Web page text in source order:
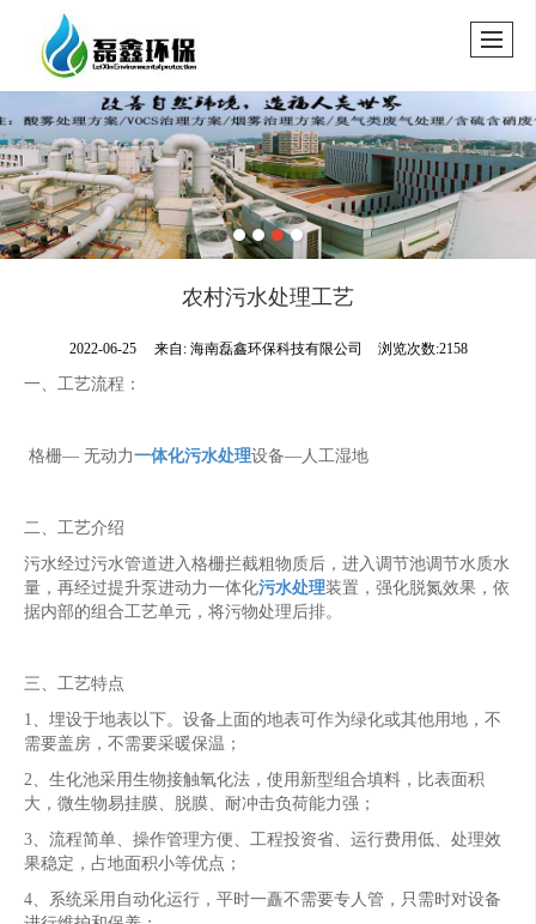
农村污水处理工艺
2022-06-25 来自: 海南磊鑫环保科技有限公司 浏览次数:2158
一、工艺流程：
格栅— 无动力一体化污水处理设备—人工湿地
二、工艺介绍
污水经过污水管道进入格栅拦截粗物质后，进入调节池调节水质水
量，再经过提升泵进动力一体化污水处理装置，强化脱氮效果，依
据内部的组合工艺单元，将污物处理后排。
三、工艺特点
1、埋设于地表以下。设备上面的地表可作为绿化或其他用地，不
需要盖房，不需要采暖保温；
2、生化池采用生物接触氧化法，使用新型组合填料，比表面积
大，微生物易挂膜、脱膜、耐冲击负荷能力强；
3、流程简单、操作管理方便、工程投资省、运行费用低、处理效
果稳定，占地面积小等优点；
4、系统采用自动化运行，平时一矗不需要专人管，只需时对设备